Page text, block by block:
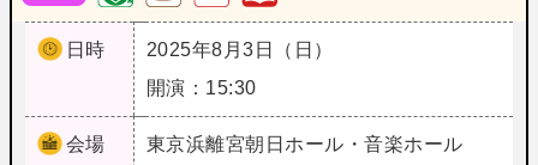
日時
2025年8月3日（日）
開演：15:30
会場 東京浜離宮朝日ホール・音楽ホール